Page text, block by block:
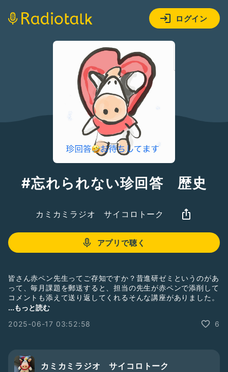
ログイン
#忘れられない珍回答 歴史
カミカミラジオ サイコロトーク
アプリで聴く
皆さん赤ペン先生ってご存知ですか？昔進研ゼミというのがあ
って、毎月課題を郵送すると、担当の先生が赤ペンで添削して
コメントも添えて送り返してくれるそんな講座がありました。
みなさんの珍回答も是非聞かせてください。
#忘れられない珍回答
...もっと読む
2025-06-17 03:52:58
6
カミカミラジオ サイコロトーク